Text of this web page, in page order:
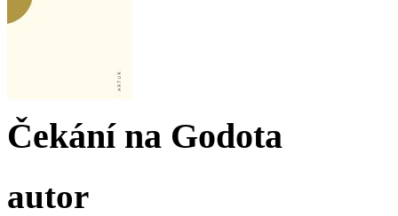
Čekání na Godota
autor